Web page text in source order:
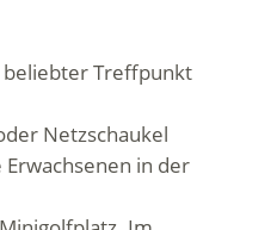
beliebter Treffpunkt
Netzschaukel
in der